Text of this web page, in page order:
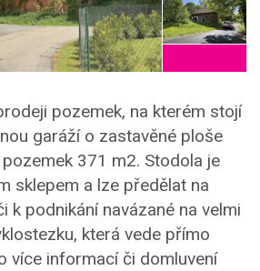
pozemek, na kterém stojí
garáží o zastavěné ploše
371 m2. Stodola je
sklepem a lze předělat na
k podnikání navázané na velmi
která vede přímo
více informací či domluvení